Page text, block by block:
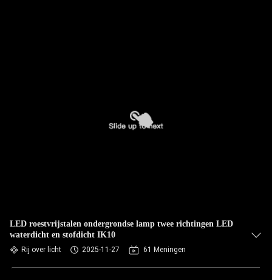
LED roestvrijstalen ondergrondse lamp twee richtingen LED
waterdicht en stofdicht IK10
Rij over licht 2025-11-27 61 Meningen